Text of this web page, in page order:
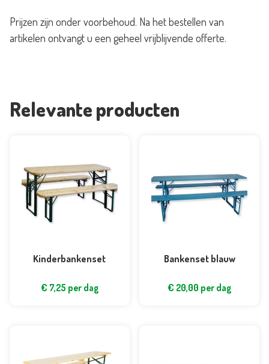
Prijzen zijn onder voorbehoud. Na het bestellen van
artikelen ontvangt u een geheel vrijblijvende offerte.
Relevante producten
Kinderbankenset
€ 7,25 per dag
Bankenset blauw
€ 20,00 per dag